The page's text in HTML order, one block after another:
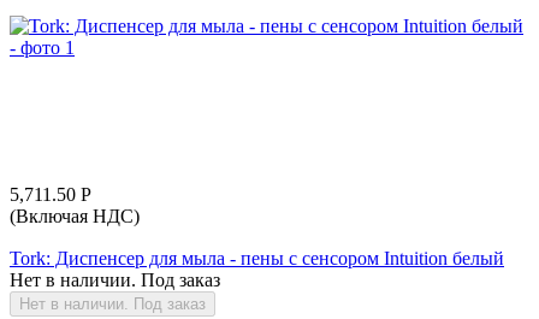
5,711.50 Р
(Включая НДС)
Tork: Диспенсер для мыла - пены с сенсором Intuition белый
Нет в наличии. Под заказ
Нет в наличии. Под заказ